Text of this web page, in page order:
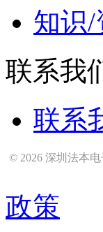
知识/
联系我
联系
© 2026 深圳法本
政策